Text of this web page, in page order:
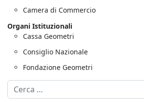
Camera di Commercio
Organi Istituzionali
Cassa Geometri
Consiglio Nazionale
Fondazione Geometri
Motore di ricerca